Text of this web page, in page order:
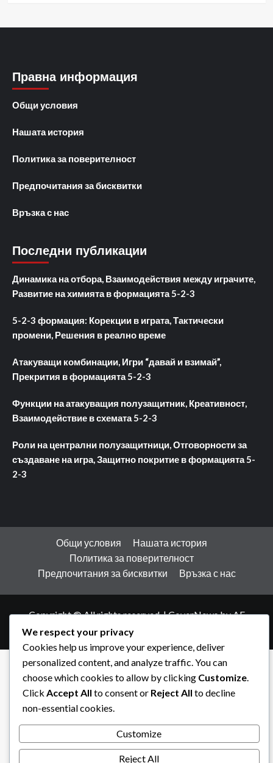
Правна информация
Общи условия
Нашата история
Политика за поверителност
Предпочитания за бисквитки
Връзка с нас
Последни публикации
Динамика на отбора, Взаимодействия между играчите,
Развитие на химията в формацията 5-2-3
5-2-3 формация: Корекции в играта, Тактически
промени, Решения в реално време
Атакуващи комбинации, Игри “давай и взимай”,
Прекрития в формацията 5-2-3
Функции на атакуващия полузащитник, Креативност,
Взаимодействие в схемата 5-2-3
Роли на централни полузащитници, Отговорности за
създаване на игра, Защитно покритие в формацията 5-
2-3
Общи условия
Нашата история
Политика за поверителност
Предпочитания за бисквитки
Връзка с нас
Copyright © All rights reserved.|CoverNewsby AF
themes.
We respect your privacy
Cookies help us improve your experience, deliver
personalized content, and analyze traffic. You can
choose which cookies to allow by clicking Customize
Click Accept All to consent or Reject All to decline
non-essential cookies.
Customize
Reject All